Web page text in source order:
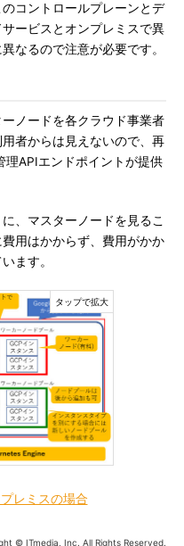
コントロールプレーンとデ
ービスとオンプレミスで異
なるので注意が必要です。
ノードを各クラウド事業者
者からは見えないので、再
APIエンドポイントが提供
、マスターノードを見るこ
用はかからず、費用がかか
ます。
レミスの場合
© ITmedia, Inc. All Rights Reserved.